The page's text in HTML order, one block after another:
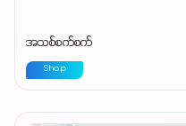
အသစ်စက်စက်
Shop